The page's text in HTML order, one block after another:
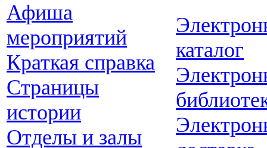
Афиша
мероприятий
Краткая справка
Страницы
истории
Отделы и залы
каталог